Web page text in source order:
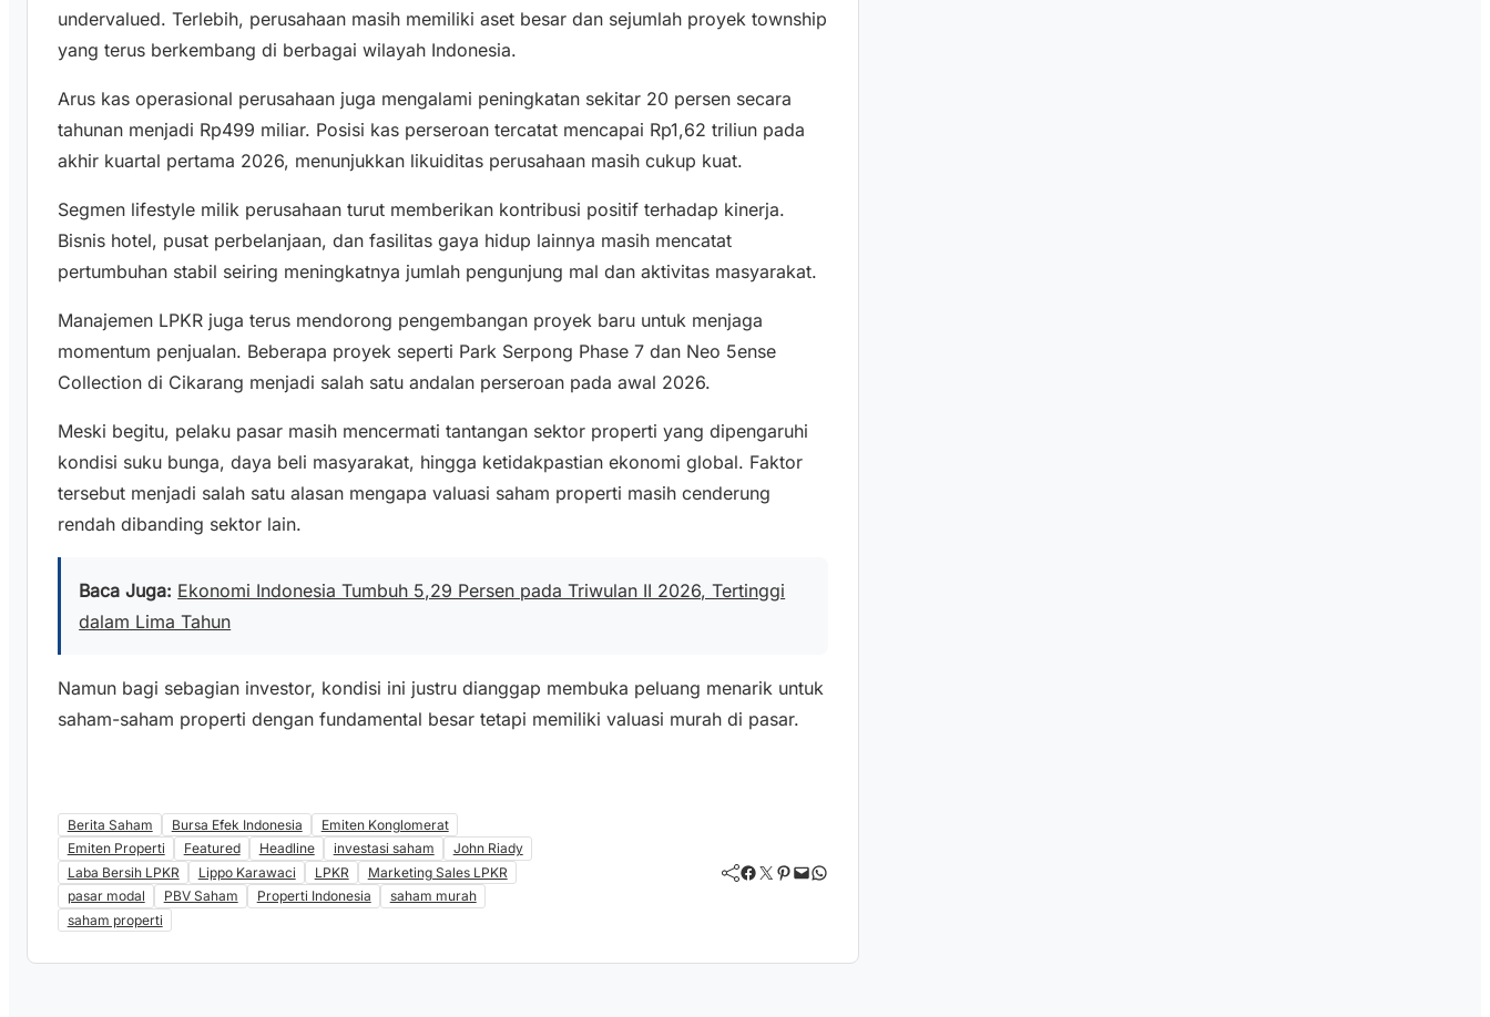
undervalued. Terlebih, perusahaan masih memiliki aset besar dan sejumlah proyek township
yang terus berkembang di berbagai wilayah Indonesia.
Arus kas operasional perusahaan juga mengalami peningkatan sekitar 20 persen secara
tahunan menjadi Rp499 miliar. Posisi kas perseroan tercatat mencapai Rp1,62 triliun pada
akhir kuartal pertama 2026, menunjukkan likuiditas perusahaan masih cukup kuat.
Segmen lifestyle milik perusahaan turut memberikan kontribusi positif terhadap kinerja.
Bisnis hotel, pusat perbelanjaan, dan fasilitas gaya hidup lainnya masih mencatat
pertumbuhan stabil seiring meningkatnya jumlah pengunjung mal dan aktivitas masyarakat.
Manajemen LPKR juga terus mendorong pengembangan proyek baru untuk menjaga
momentum penjualan. Beberapa proyek seperti Park Serpong Phase 7 dan Neo 5ense
Collection di Cikarang menjadi salah satu andalan perseroan pada awal 2026.
Meski begitu, pelaku pasar masih mencermati tantangan sektor properti yang dipengaruhi
kondisi suku bunga, daya beli masyarakat, hingga ketidakpastian ekonomi global. Faktor
tersebut menjadi salah satu alasan mengapa valuasi saham properti masih cenderung
rendah dibanding sektor lain.
Baca Juga: Ekonomi Indonesia Tumbuh 5,29 Persen pada Triwulan II 2026, Tertinggi
dalam Lima Tahun
Namun bagi sebagian investor, kondisi ini justru dianggap membuka peluang menarik untuk
saham-saham properti dengan fundamental besar tetapi memiliki valuasi murah di pasar.
Berita Saham Bursa Efek Indonesia
Emiten Konglomerat
Emiten Properti
Featured Headline investasi saham
John Riady
Laba Bersih LPKR
Lippo Karawaci LPKR
Marketing Sales LPKR
pasar modal
PBV Saham Properti Indonesia
saham murah
saham properti
Facebook Twitter Pinterest Mail WhatsApp